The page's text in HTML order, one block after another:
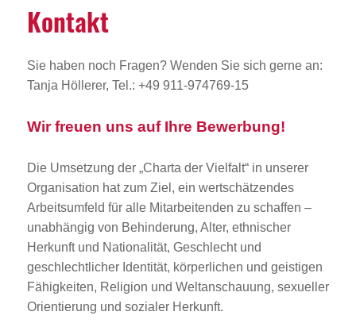
Kontakt
Sie haben noch Fragen? Wenden Sie sich gerne an:
Tanja Höllerer, Tel.: +49 911-974769-15
Wir freuen uns auf Ihre Bewerbung!
Die Umsetzung der „Charta der Vielfalt“ in unserer
Organisation hat zum Ziel, ein wertschätzendes
Arbeitsumfeld für alle Mitarbeitenden zu schaffen –
unabhängig von Behinderung, Alter, ethnischer
Herkunft und Nationalität, Geschlecht und
geschlechtlicher Identität, körperlichen und geistigen
Fähigkeiten, Religion und Weltanschauung, sexueller
Orientierung und sozialer Herkunft.